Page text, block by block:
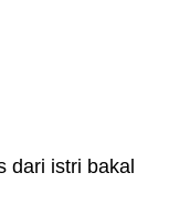
dari istri bakal